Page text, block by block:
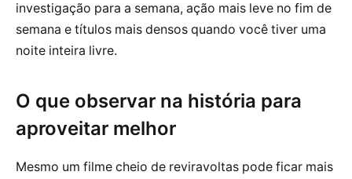
investigação para a semana, ação mais leve no fim de
semana e títulos mais densos quando você tiver uma
noite inteira livre.
O que observar na história para
aproveitar melhor
Mesmo um filme cheio de reviravoltas pode ficar mais